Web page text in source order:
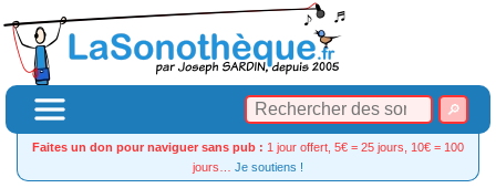
Faites un don pour naviguer sans pub : 1 jour offert, 5€ = 25 jours, 10€ = 100
jours… Je soutiens !